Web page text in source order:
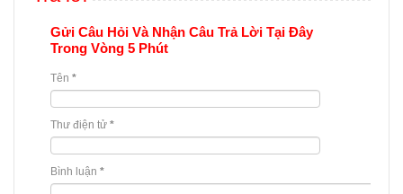
Gửi Câu Hỏi Và Nhận Câu Trả Lời Tại Đây
Trong Vòng 5 Phút
Tên *
Thư điện tử *
Bình luận *